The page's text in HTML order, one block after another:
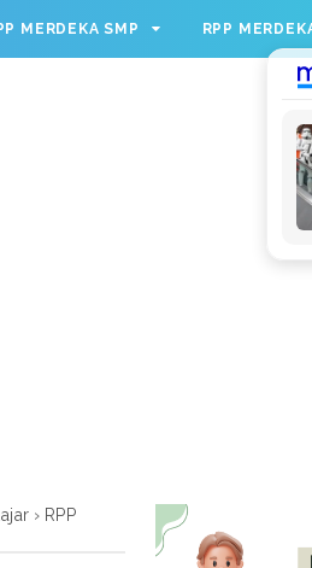
23209888932/rppmer',
});
MERDEKA SMP RPP
› RPP